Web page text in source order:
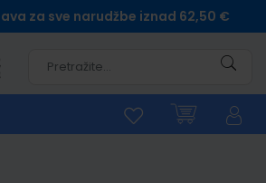
za sve narudžbe iznad 62,50 €